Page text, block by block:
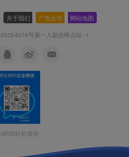
关于我们 广告合作 网站地图
号第一人副业终点站--1
码加站长微信